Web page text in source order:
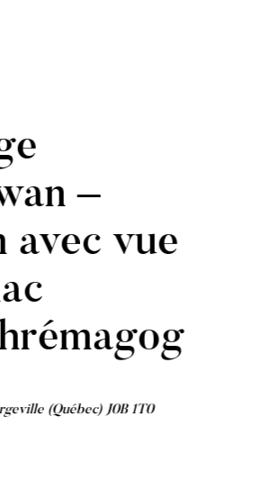
–
avec vue
(Québec) J0B 1T0